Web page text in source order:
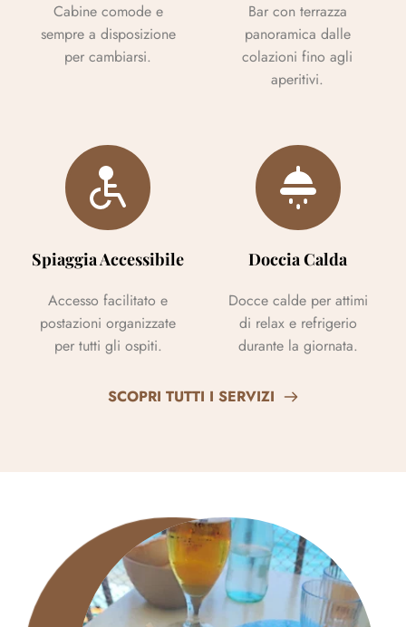
Cabine comode e
sempre a disposizione
per cambiarsi.
Bar con terrazza
panoramica dalle
colazioni fino agli
aperitivi.
Spiaggia Accessibile
Accesso facilitato e
postazioni organizzate
per tutti gli ospiti.
Doccia Calda
Docce calde per attimi
di relax e refrigerio
durante la giornata.
SCOPRI TUTTI I SERVIZI